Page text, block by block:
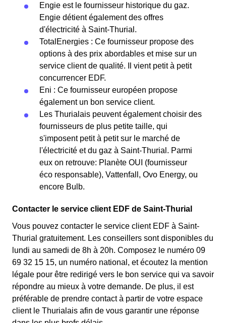
Engie est le fournisseur historique du gaz.
Engie détient également des offres
d'électricité à Saint-Thurial.
TotalEnergies : Ce fournisseur propose des
options à des prix abordables et mise sur un
service client de qualité. Il vient petit à petit
concurrencer EDF.
Eni : Ce fournisseur européen propose
également un bon service client.
Les Thurialais peuvent également choisir des
fournisseurs de plus petite taille, qui
s'imposent petit à petit sur le marché de
l'électricité et du gaz à Saint-Thurial. Parmi
eux on retrouve: Planète OUI (fournisseur
éco responsable), Vattenfall, Ovo Energy, ou
encore Bulb.
Contacter le service client EDF de Saint-Thurial
Vous pouvez contacter le service client EDF à Saint-
Thurial gratuitement. Les conseillers sont disponibles du
lundi au samedi de 8h à 20h. Composez le numéro 09
69 32 15 15, un numéro national, et écoutez la mention
légale pour être redirigé vers le bon service qui va savoir
répondre au mieux à votre demande. De plus, il est
préférable de prendre contact à partir de votre espace
client le Thurialais afin de vous garantir une réponse